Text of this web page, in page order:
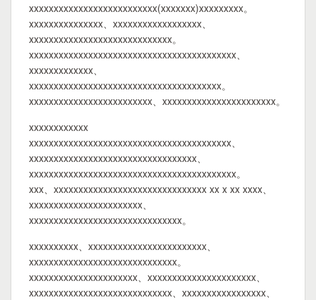
xxxxxxxxxxxxxxxxxxxxxxxxxx(xxxxxxx)xxxxxxxxx。
xxxxxxxxxxxxxxx、xxxxxxxxxxxxxxxxxx、
xxxxxxxxxxxxxxxxxxxxxxxxxxxxx。
xxxxxxxxxxxxxxxxxxxxxxxxxxxxxxxxxxxxxxxxxx、
xxxxxxxxxxxxx、
xxxxxxxxxxxxxxxxxxxxxxxxxxxxxxxxxxxxxxx。
xxxxxxxxxxxxxxxxxxxxxxxxx、xxxxxxxxxxxxxxxxxxxxxxx。
xxxxxxxxxxxx
xxxxxxxxxxxxxxxxxxxxxxxxxxxxxxxxxxxxxxxxx、
xxxxxxxxxxxxxxxxxxxxxxxxxxxxxxxxxx、
xxxxxxxxxxxxxxxxxxxxxxxxxxxxxxxxxxxxxxxxxx。
xxx、xxxxxxxxxxxxxxxxxxxxxxxxxxxxxxx xx x xx xxxx、
xxxxxxxxxxxxxxxxxxxxxxx、
xxxxxxxxxxxxxxxxxxxxxxxxxxxxxxx。
xxxxxxxxxx、xxxxxxxxxxxxxxxxxxxxxxxx、
xxxxxxxxxxxxxxxxxxxxxxxxxxxxxx。
xxxxxxxxxxxxxxxxxxxxxx、xxxxxxxxxxxxxxxxxxxxxx、
xxxxxxxxxxxxxxxxxxxxxxxxxxxxx、xxxxxxxxxxxxxxxxx、